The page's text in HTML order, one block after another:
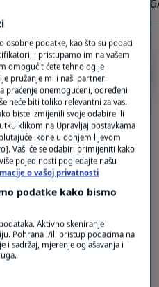
radnici u 21. stoljeću ne
o problemima? "Zastrašuju
0
agencija za utjerivanje
čak i poslodavce..."
osobne podatke, kao što su podaci
i pristupamo im na vašem
omogućit ćete tehnologije
pružanje mi i naši partneri
praćenje onemogućeni, određeni
neće biti toliko relevantni za vas.
biste izmijenili svoje odabire ili
klikom na Upravljaj postavkama
ikone u donjem lijevom
Vaši će se odabiri primijeniti kako
pojedinosti pogledajte našu
o vašoj privatnosti
podatke kako bismo
Aktivno skeniranje
Pohrana i/ili pristup podacima na
i sadržaj, mjerenje oglašavanja i